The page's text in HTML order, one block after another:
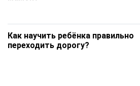
Как научить ребёнка правильно
переходить дорогу?